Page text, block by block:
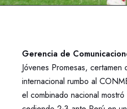
Gerencia de
Jóvenes Promesas,
internacional rumbo al
el combinado nacional